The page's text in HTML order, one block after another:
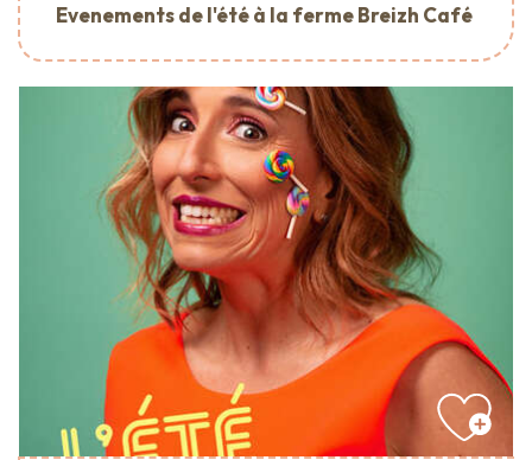
Evenements de l'été à la ferme Breizh Café